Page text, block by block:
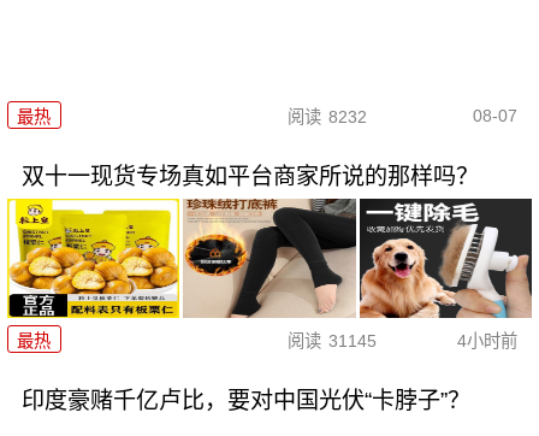
最热 阅读 8232 08-07
双十一现货专场真如平台商家所说的那样吗？
最热 阅读 31145 4小时前
印度豪赌千亿卢比，要对中国光伏“卡脖子”？